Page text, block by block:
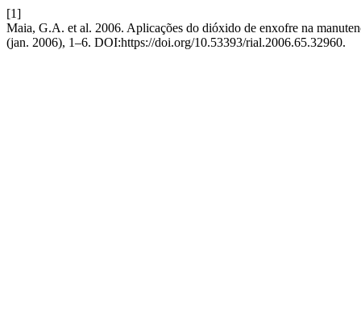
[1]
Maia, G.A. et al. 2006. Aplicações do dióxido de enxofre na
(jan. 2006), 1–6. DOI:https://doi.org/10.53393/rial.2006.65.32960.